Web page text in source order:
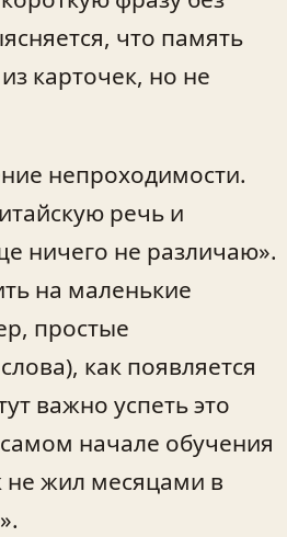
что память
карточек, но не
непроходимости.
речь и
ничего не различаю».
на маленькие
простые
как появляется
важно успеть это
начале обучения
жил месяцами в